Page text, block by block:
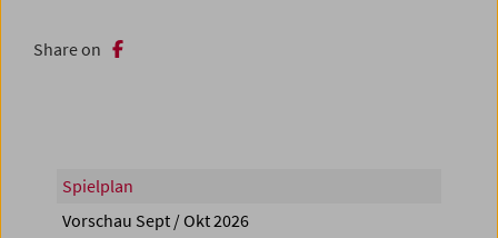
Share on
Spielplan
Vorschau Sept / Okt 2026